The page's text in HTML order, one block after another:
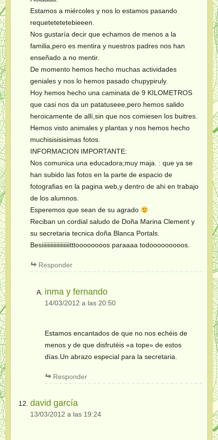
Estamos a miércoles y nos lo estamos pasando
requetetetetebieeen.
Nos gustaría decir que echamos de menos a la
familia,pero es mentira y nuestros padres nos han
enseñado a no mentir.
De momento hemos hecho muchas actividades
geniales y nos lo hemos pasado chupypiruly.
Hoy hemos hecho una caminata de 9 KILOMETROS
que casi nos da un patatuseee,pero hemos salido
heroicamente de allí,sin que nos comiesen los buitres.
Hemos visto animales y plantas y nos hemos hecho
muchisisisisimas fotos.
INFORMACION IMPORTANTE:
Nos comunica una educadora;muy maja. : que ya se
han subido las fotos en la parte de espacio de
fotografias en la pagina web,y dentro de ahi en trabajo
de los alumnos.
Esperemos que sean de su agrado
Reciban un cordial saludo de Doña Marina Clement y
su secretaria tecnica doña Blanca Portals.
Besiiiiiiiiiiiiiiiiiiitttoooooooos paraaaa todooooooooos.
Responder
inma y fernando
14/03/2012 a las 20:50
Estamos encantados de que no nos echéis de
menos y de que disfrutéis «a tope» de estos
días.Un abrazo especial para la secretaria.
Responder
david garcía
13/03/2012 a las 19:24